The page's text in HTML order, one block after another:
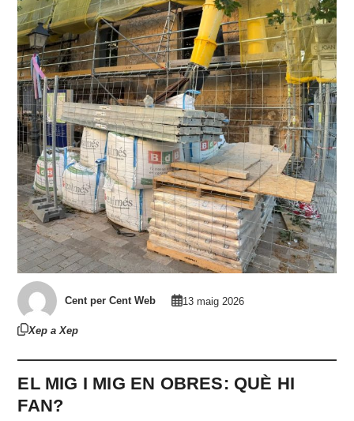
Cent per Cent Web 13 maig 2026
Xep a Xep
EL MIG I MIG EN OBRES: QUÈ HI
FAN?